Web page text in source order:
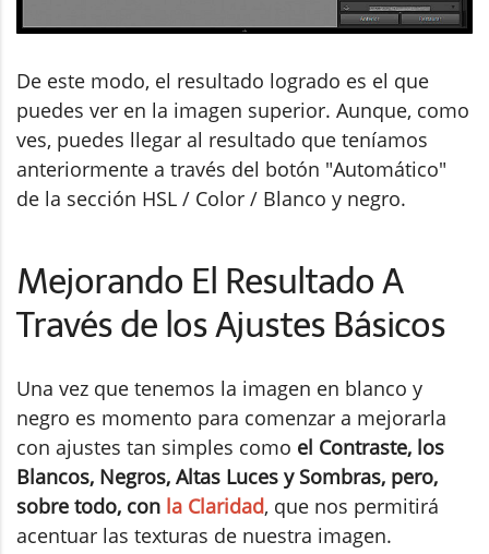
De este modo, el resultado logrado es el que
puedes ver en la imagen superior. Aunque, como
ves, puedes llegar al resultado que teníamos
anteriormente a través del botón "Automático"
de la sección HSL / Color / Blanco y negro.
Mejorando El Resultado A
Través de los Ajustes Básicos
Una vez que tenemos la imagen en blanco y
negro es momento para comenzar a mejorarla
con ajustes tan simples como el Contraste, los
Blancos, Negros, Altas Luces y Sombras, pero,
sobre todo, con la Claridad, que nos permitirá
acentuar las texturas de nuestra imagen.